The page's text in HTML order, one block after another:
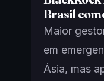
Brasil
Maior
em
Ásia, mas